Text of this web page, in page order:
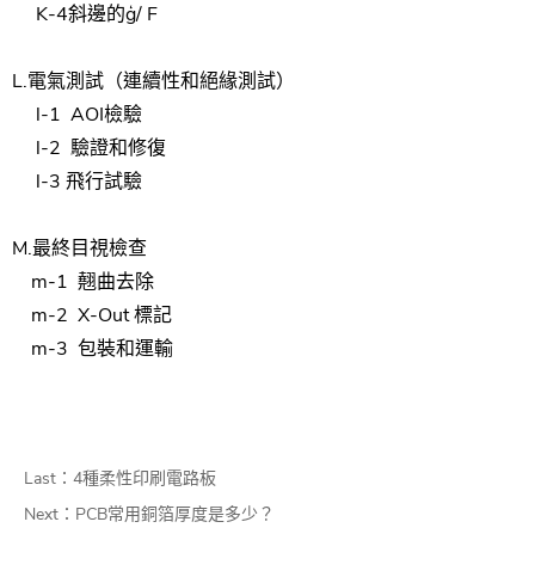
K-4斜邊的ģ/ F
L.電氣測試 （連續性和絕緣測試）
l-1 AOI檢驗
l-2 驗證和修復
l-3 飛行試驗
M.最終目視檢查
m-1 翹曲去除
m-2 X-Out 標記
m-3 包裝和運輸
Last： 4種柔性印刷電路板
Next： PCB常用銅箔厚度是多少？